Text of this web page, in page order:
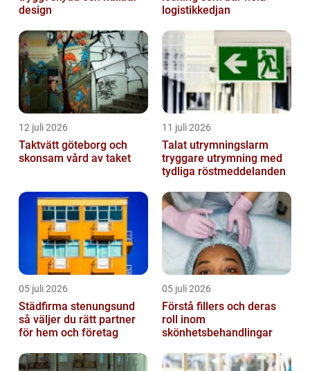
design
logistikkedjan
12 juli 2026
Taktvätt göteborg och
skonsam vård av taket
11 juli 2026
Talat utrymningslarm
tryggare utrymning med
tydliga röstmeddelanden
05 juli 2026
Städfirma stenungsund
så väljer du rätt partner
för hem och företag
05 juli 2026
Förstå fillers och deras
roll inom
skönhetsbehandlingar